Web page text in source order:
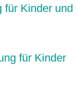
für Kinder und
für Kinder